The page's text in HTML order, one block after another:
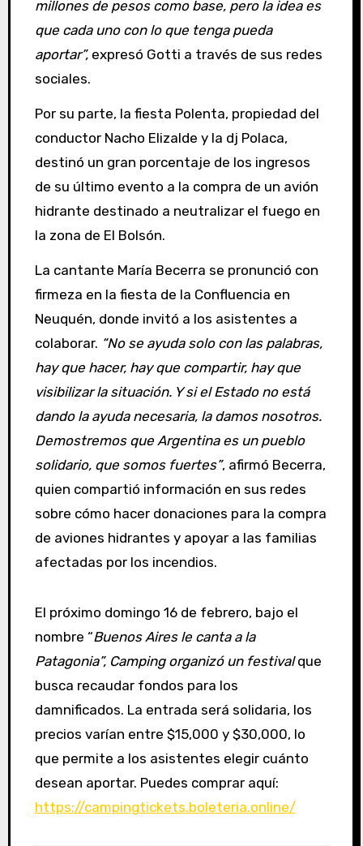
millones de pesos como base, pero la idea es
que cada uno con lo que tenga pueda
aportar”, expresó Gotti a través de sus redes
sociales.
Por su parte, la fiesta Polenta, propiedad del
conductor Nacho Elizalde y la dj Polaca,
destinó un gran porcentaje de los ingresos
de su último evento a la compra de un avión
hidrante destinado a neutralizar el fuego en
la zona de El Bolsón.
La cantante María Becerra se pronunció con
firmeza en la fiesta de la Confluencia en
Neuquén, donde invitó a los asistentes a
colaborar. “No se ayuda solo con las palabras,
hay que hacer, hay que compartir, hay que
visibilizar la situación. Y si el Estado no está
dando la ayuda necesaria, la damos nosotros.
Demostremos que Argentina es un pueblo
solidario, que somos fuertes”, afirmó Becerra,
quien compartió información en sus redes
sobre cómo hacer donaciones para la compra
de aviones hidrantes y apoyar a las familias
afectadas por los incendios.
El próximo domingo 16 de febrero, bajo el
nombre “Buenos Aires le canta a la
Patagonia”, Camping organizó un festivalque
busca recaudar fondos para los
damnificados. La entrada será solidaria, los
precios varían entre $15,000 y $30,000, lo
que permite a los asistentes elegir cuánto
desean aportar. Puedes comprar aquí:
https://campingtickets.boleteria.online/